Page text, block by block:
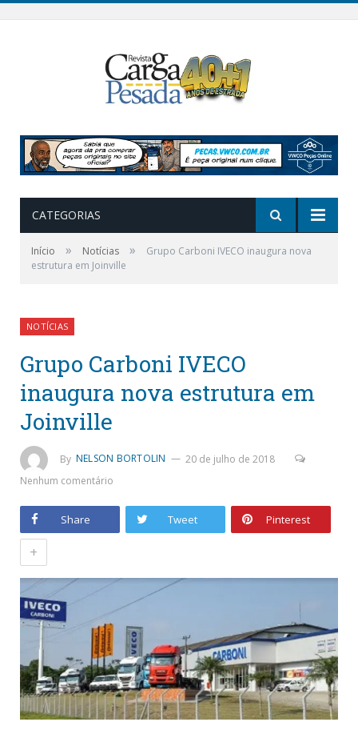
CATEGORIAS
Início » Notícias »
Grupo Carboni IVECO inaugura nova
estrutura em Joinville
NOTÍCIAS
Grupo Carboni IVECO
inaugura nova estrutura em
Joinville
By NELSON BORTOLIN
20 de julho de 2018
Nenhum comentário
Share Tweet Pinterest
+